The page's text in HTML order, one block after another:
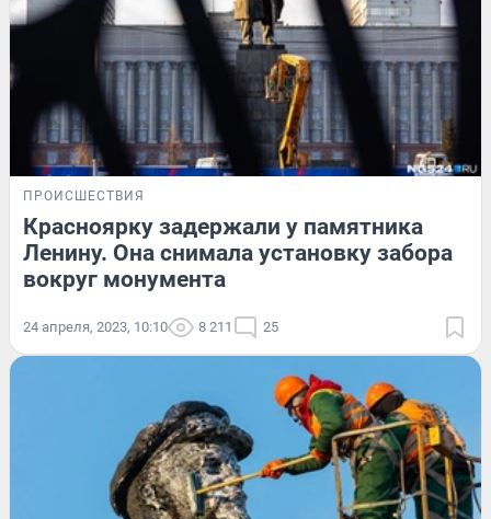
ПРОИСШЕСТВИЯ
Красноярку задержали у памятника
Ленину. Она снимала установку забора
вокруг монумента
24 апреля, 2023, 10:10 8 211 25